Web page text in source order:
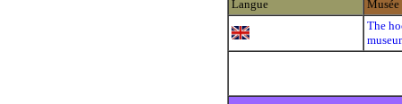
Langue
Musée
The